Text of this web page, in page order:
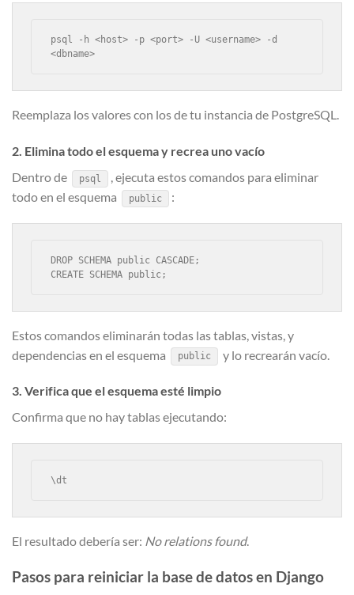
psql -h <host> -p <port> -U <username> -d
<dbname>
Reemplaza los valores con los de tu instancia de PostgreSQL.
2. Elimina todo el esquema y recrea uno vacío
Dentro de
psql
, ejecuta estos comandos para eliminar
todo en el esquema
public :
DROP SCHEMA public CASCADE;
CREATE SCHEMA public;
Estos comandos eliminarán todas las tablas, vistas, y
dependencias en el esquema
public y lo recrearán vacío.
3. Verifica que el esquema esté limpio
Confirma que no hay tablas ejecutando:
\dt
El resultado debería ser: No relations found.
Pasos para reiniciar la base de datos en Django